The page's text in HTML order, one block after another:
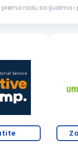
prema radu sa ljudima